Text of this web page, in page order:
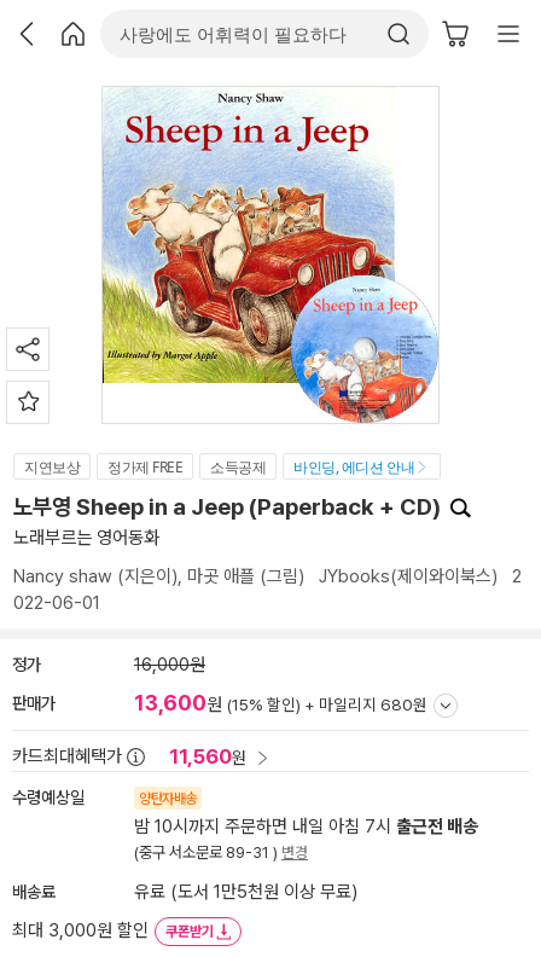
지연보상 정가제 FREE 소득공제 바인딩, 에디션 안내
노부영 Sheep in a Jeep (Paperback + CD)
노래부르는 영어동화
Nancy shaw (지은이), 마곳 애플 (그림) JYbooks(제이와이북스) 2
022-06-01
정가 16,000원
판매가 13,600원 (15% 할인) + 마일리지 680원
카드최대혜택가 11,560원
수령예상일 양탄자배송
밤 10시까지 주문하면 내일 아침 7시 출근전 배송
(중구 서소문로 89-31 ) 변경
배송료
유료 (도서 1만5천원 이상 무료)
최대 3,000원 할인
쿠폰받기